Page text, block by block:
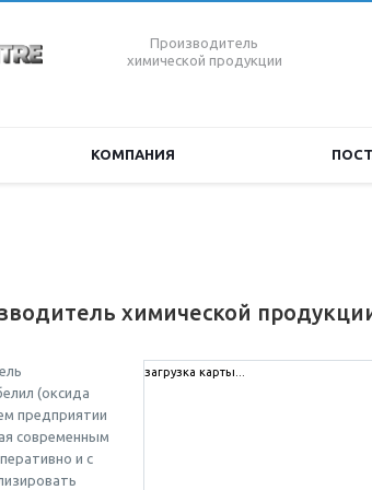
Производитель
химической продукции
КОМПАНИЯ
химической
(оксида
предприятии
современным
и с
загрузка карты...